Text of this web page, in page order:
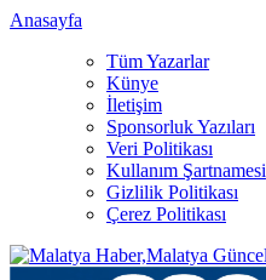
Anasayfa
Tüm Yazarlar
Künye
İletişim
Sponsorluk Yazıları
Veri Politikası
Kullanım Şartnamesi
Gizlilik Politikası
Çerez Politikası